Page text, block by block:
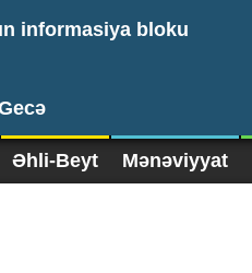
informasiya bloku
Əhli-Beyt Mənəviyyat